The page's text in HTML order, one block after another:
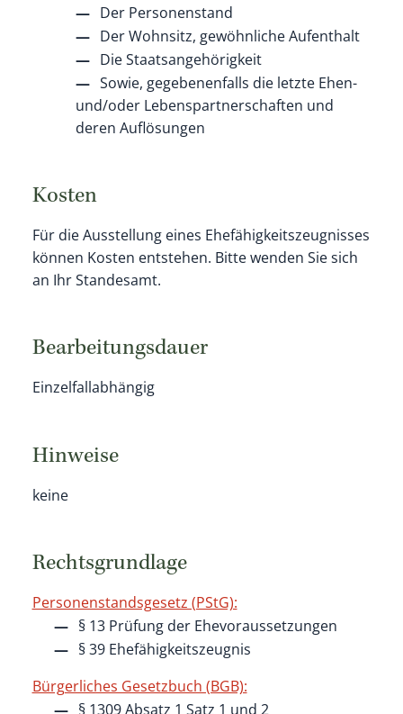
Der Personenstand
Der Wohnsitz, gewöhnliche Aufenthalt
Die Staatsangehörigkeit
Sowie, gegebenenfalls die letzte Ehen-
und/oder Lebenspartnerschaften und
deren Auflösungen
Kosten
Für die Ausstellung eines Ehefähigkeitszeugnisses
können Kosten entstehen. Bitte wenden Sie sich
an Ihr Standesamt.
Bearbeitungsdauer
Einzelfallabhängig
Hinweise
keine
Rechtsgrundlage
Personenstandsgesetz (PStG):
§ 13 Prüfung der Ehevoraussetzungen
§ 39 Ehefähigkeitszeugnis
Bürgerliches Gesetzbuch (BGB):
§ 1309 Absatz 1 Satz 1 und 2